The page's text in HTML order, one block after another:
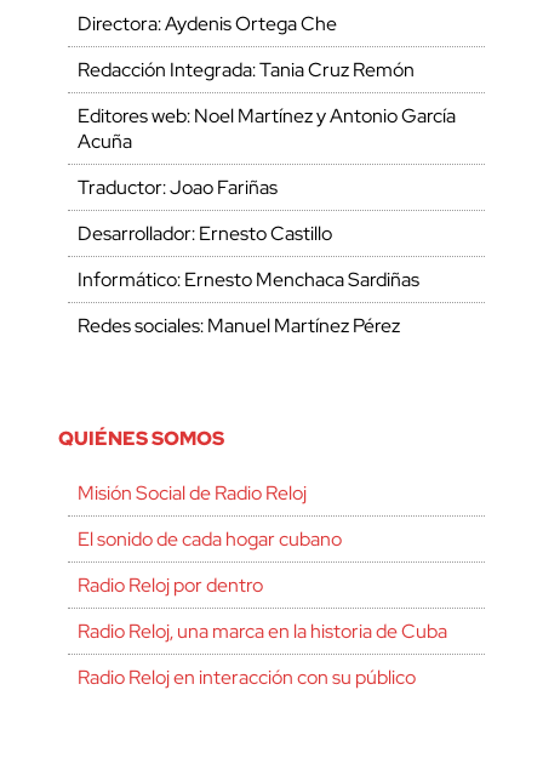
Directora: Aydenis Ortega Che
Redacción Integrada: Tania Cruz Remón
Editores web: Noel Martínez y Antonio García
Acuña
Traductor: Joao Fariñas
Desarrollador: Ernesto Castillo
Informático: Ernesto Menchaca Sardiñas
Redes sociales: Manuel Martínez Pérez
QUIÉNES SOMOS
Misión Social de Radio Reloj
El sonido de cada hogar cubano
Radio Reloj por dentro
Radio Reloj, una marca en la historia de Cuba
Radio Reloj en interacción con su público